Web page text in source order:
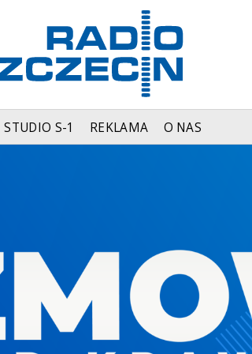
STUDIO S-1 REKLAMA O NAS